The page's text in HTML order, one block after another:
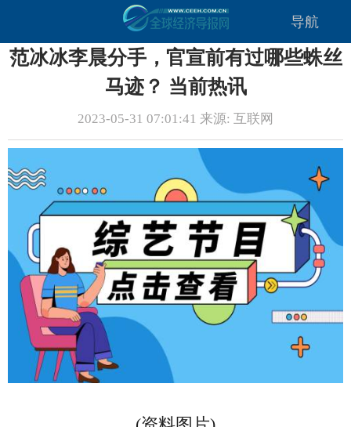
导航
范冰冰李晨分手，官宣前有过哪些蛛丝
马迹？ 当前热讯
2023-05-31 07:01:41 来源: 互联网